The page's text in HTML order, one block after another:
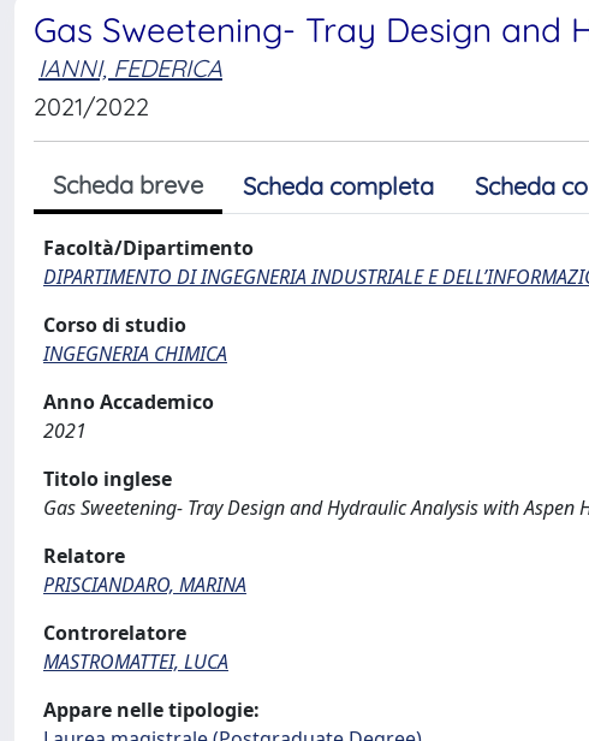
Gas Sweetening- Tray Design and
IANNI, FEDERICA
2021/2022
Scheda breve Scheda completa Scheda
Facoltà/Dipartimento
DIPARTIMENTO DI INGEGNERIA INDUSTRIALE E
Corso di studio
INGEGNERIA CHIMICA
Anno Accademico
2021
Titolo inglese
Gas Sweetening- Tray Design and Hydraulic Analysis with Aspen
Relatore
PRISCIANDARO, MARINA
Controrelatore
MASTROMATTEI, LUCA
Appare nelle tipologie: